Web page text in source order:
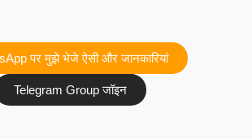
पर मुझे भेजे ऐसी और जानकारियां
Telegram Group जॉइन